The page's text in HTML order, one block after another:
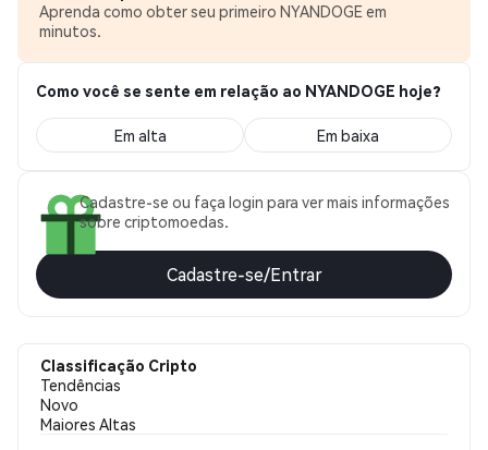
Aprenda como obter seu primeiro NYANDOGE em
minutos.
Como você se sente em relação ao NYANDOGE hoje?
Em alta Em baixa
Cadastre-se ou faça login para ver mais informações
sobre criptomoedas.
Cadastre-se/Entrar
Classificação Cripto
Tendências
Novo
Maiores Altas